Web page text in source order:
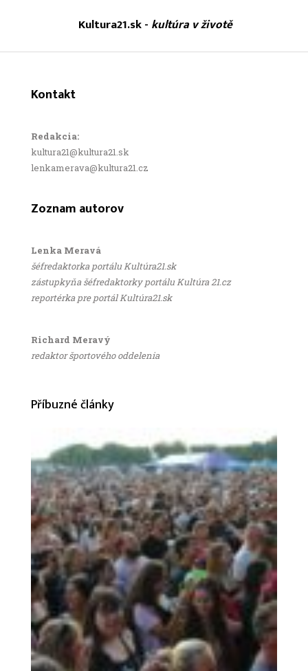
Kultura21.sk - kultúra v životě
Kontakt
Redakcia:
kultura21@kultura21.sk
lenkamerava@kultura21.cz
Zoznam autorov
Lenka Meravá
šéfredaktorka portálu Kultúra21.sk
zástupkyňa šéfredaktorky portálu Kultúra 21.cz
reportérka pre portál Kultúra21.sk
Richard Meravý
redaktor športového oddelenia
Příbuzné články